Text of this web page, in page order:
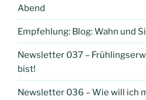
Abend
Empfehlung: Blog: Wahn und
Newsletter 037 –
bist!
Newsletter 036 – Wie will ich